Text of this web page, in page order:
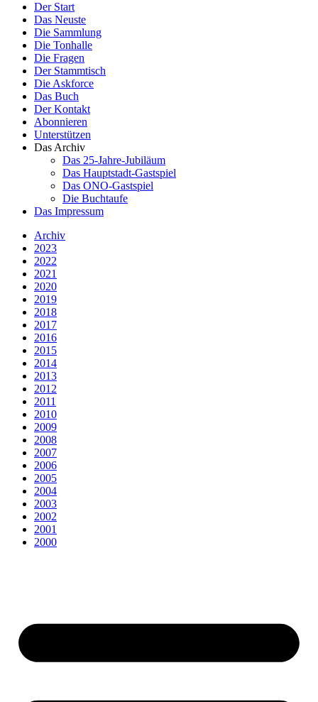
Der Start
Das Neuste
Die Sammlung
Die Tonhalle
Die Fragen
Der Stammtisch
Die Askforce
Das Buch
Der Kontakt
Abonnieren
Unterstützen
Das Archiv
Das 25-Jahre-Jubiläum
Das Hauptstadt-Gastspiel
Das ONO-Gastspiel
Die Buchtaufe
Das Impressum
Archiv
2023
2022
2021
2020
2019
2018
2017
2016
2015
2014
2013
2012
2011
2010
2009
2008
2007
2006
2005
2004
2003
2002
2001
2000